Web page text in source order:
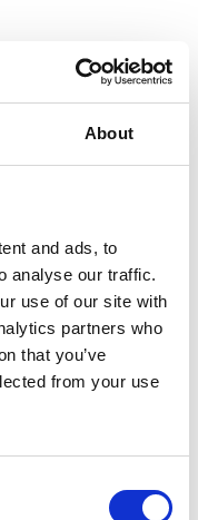
About
and ads, to
analyse our traffic.
use of our site with
partners who
that you’ve
from your use